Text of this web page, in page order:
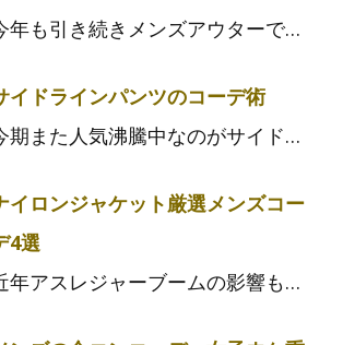
年も引き続きメンズアウターで…
イドラインパンツのコーデ術
期また人気沸騰中なのがサイド…
イロンジャケット厳選メンズコー
4選
年アスレジャーブームの影響も…